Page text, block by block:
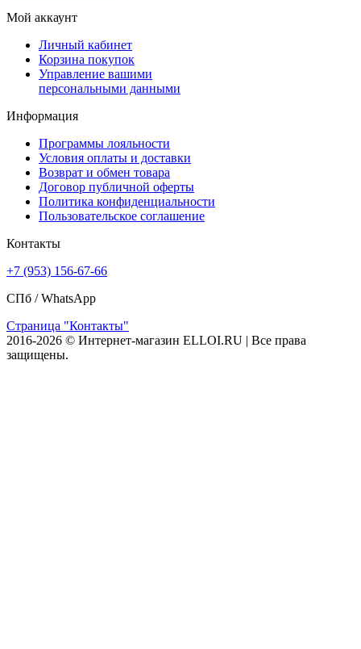
Мой аккаунт
Личный кабинет
Корзина покупок
Управление вашими
персональными данными
Информация
Программы лояльности
Условия оплаты и доставки
Возврат и обмен товара
Договор публичной оферты
Политика конфиденциальности
Пользовательское соглашение
Контакты
+7 (953) 156-67-66
СПб /WhatsApp
Страница "Контакты"
2016-2026 © Интернет-магазин ELLOI.RU | Все права
защищены.